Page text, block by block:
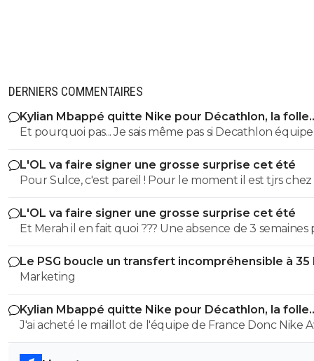
DERNIERS COMMENTAIRES
Kylian Mbappé quitte Nike pour Décathlon, la folle
rumeur
Et pourquoi pas... Je sais même pas si Decathlon
clubs professionnels ou amateurs pour les maillots de
L'OL va faire signer une grosse surprise cet été
Pour Sulce, c'est pareil ! Pour le moment il est tjrs chez
Et si vraiment il s'en passe parce qu'il est en partance
veut pas prendre le risque de le blesser pour gagner
mais que de l'autre côté tu en perds 50
es éliminé.....
L'OL va faire signer une grosse surprise cet été
Et Merah il en fait quoi ??? Une absence de 3 semaines
une entorse... ça va Il est pas en sucre non plus le petit A un
moment donné va falloir lui donner du temps de jeu
harceler il aurait été utile demain !
Le PSG boucle un transfert incompréhensible à 35
Marketing
Kylian Mbappé quitte Nike pour Décathlon, la folle
rumeur
J'ai acheté le maillot de l'équipe de France Donc Nike Avec la
" technologie dri-fit... Et ben je transpire comme un